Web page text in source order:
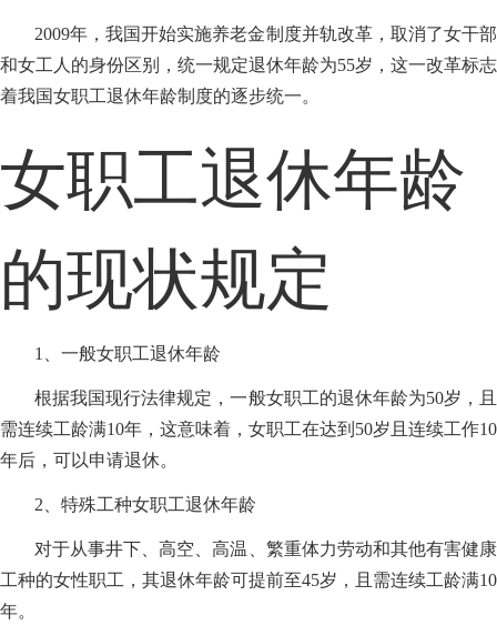
2009年，我国开始实施养老金制度并轨改革，取消了女干部
和女工人的身份区别，统一规定退休年龄为55岁，这一改革标志
着我国女职工退休年龄制度的逐步统一。
女职工退休年龄
的现状规定
1、一般女职工退休年龄
根据我国现行法律规定，一般女职工的退休年龄为50岁，且
需连续工龄满10年，这意味着，女职工在达到50岁且连续工作10
年后，可以申请退休。
2、特殊工种女职工退休年龄
对于从事井下、高空、高温、繁重体力劳动和其他有害健康
工种的女性职工，其退休年龄可提前至45岁，且需连续工龄满10
年。